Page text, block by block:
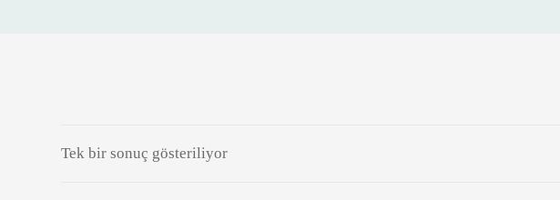
Tek bir sonuç gösteriliyor